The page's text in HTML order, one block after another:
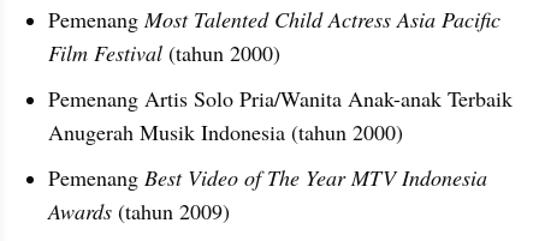
Pemenang Most Talented Child Actress Asia Pacific
Film Festival (tahun 2000)
Pemenang Artis Solo Pria/Wanita Anak-anak Terbaik
Anugerah Musik Indonesia (tahun 2000)
Pemenang Best Video of The Year MTV Indonesia
Awards (tahun 2009)